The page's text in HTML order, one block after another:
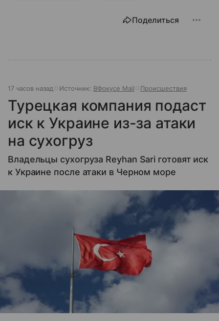
Поделиться
17 часов назад Источник: ВФокусе Mail Происшествия
Турецкая компания подаст
иск к Украине из-за атаки
на сухогруз
Владельцы сухогруза Reyhan Sari готовят иск
к Украине после атаки в Черном море